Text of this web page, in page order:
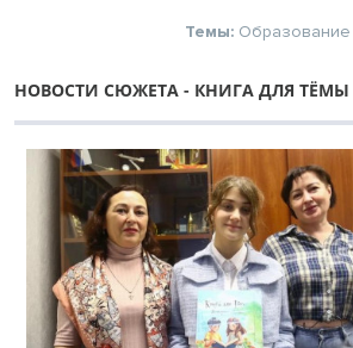
Темы: Образование
НОВОСТИ СЮЖЕТА - КНИГА ДЛЯ ТЁМЫ